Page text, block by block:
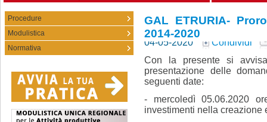
Procedure
Modulistica
Normativa
GAL ETRURIA-
2014-2020
04-05-2020
Condividi
Con la presente si
presentazione delle
seguenti date:
- mercoledì 05.06.2020
investimenti nella creazione